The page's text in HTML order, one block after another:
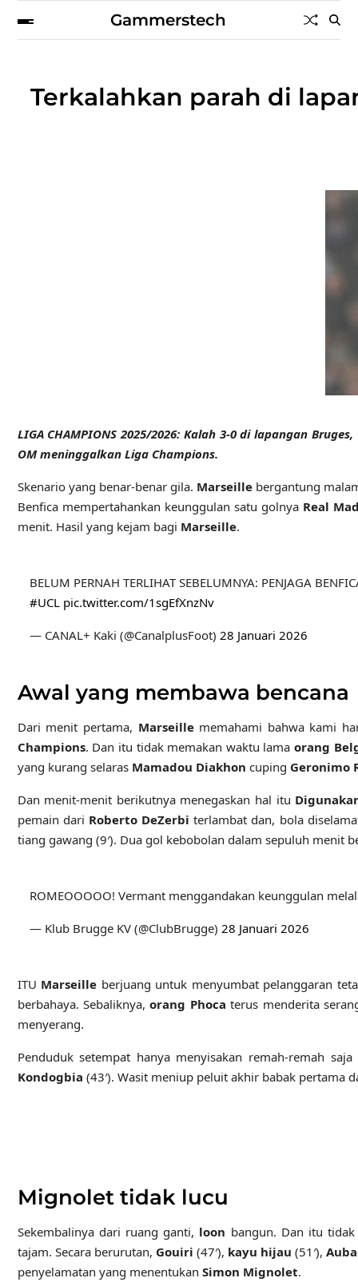
Gammerstech
Terkalahkan parah di
LIGA CHAMPIONS 2025/2026: Kalah 3-0 di lapangan
OM meninggalkan Liga Champions.
Skenario yang benar-benar gila. Marseillebergantung
Benfica mempertahankan keunggulan satu golnya Real
menit. Hasil yang kejam bagi Marseille.
BELUM PERNAH TERLIHAT SEBELUMNYA: PENJAGA
#UCL pic.twitter.com/1sgEfXnzNv
— CANAL+ Kaki (@CanalplusFoot) 28 Januari 2026
Awal yang membawa bencana
Dari menit pertama, Marseillememahami bahwa kami
Champions. Dan itu tidak memakan waktu lamaorang
yang kurang selaras Mamadou Diakhon cuping Geronimo
Dan menit-menit berikutnya menegaskan hal itu
pemain dari Roberto DeZerbi terlambat dan, bola
tiang gawang (9′). Dua gol kebobolan dalam sepuluh menit
ROMEOOOOO! Vermant menggandakan keunggulan
— Klub Brugge KV (@ClubBrugge) 28 Januari 2026
ITU Marseille berjuang untuk menyumbat pelanggaran
berbahaya. Sebaliknya,orang Phoca terus menderita
menyerang.
Penduduk setempat hanya menyisakan remah-remah saja
Kondogbia (43′). Wasit meniup peluit akhir babak
Mignolet tidak lucu
Sekembalinya dari ruang ganti, loon bangun. Dan itu
tajam. Secara berurutan, Gouiri (47′), kayu hijau (51′),
penyelamatan yang menentukan Simon Mignolet.